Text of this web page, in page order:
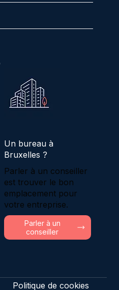
Un bureau à
Bruxelles ?
Parler à un conseiller
est trouver le bon
emplacement pour
votre entreprise.
Parler à un
conseiller
Politique de cookies